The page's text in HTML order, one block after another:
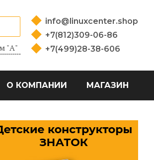
"А"
info@linuxcenter.shop
+7(812)309-06-86
+7(499)28-38-606
О КОМПАНИИ МАГАЗИН